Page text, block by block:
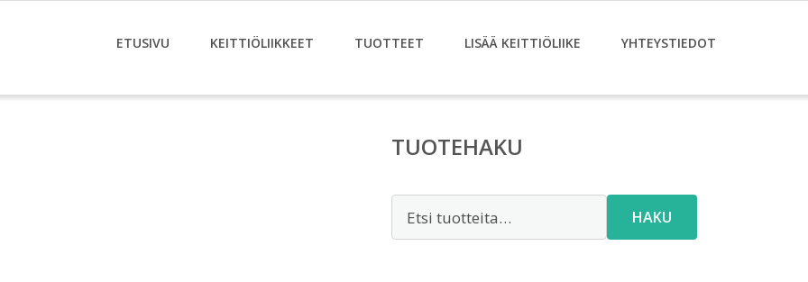
ETUSIVU KEITTIÖLIIKKEET TUOTTEET LISÄÄ KEITTIÖLIIKE YHTEYSTIEDOT
TUOTEHAKU
HAKU